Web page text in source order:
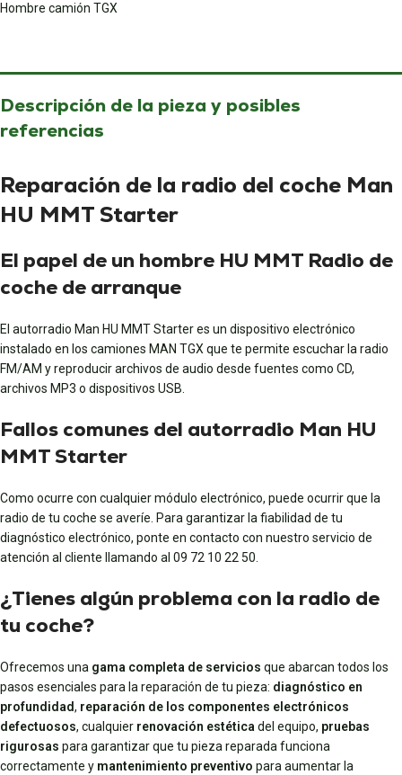
Hombre camión TGX
Descripción de la pieza y posibles
referencias
Reparación de la radio del coche Man
HU MMT Starter
El papel de un hombre HU MMT Radio de
coche de arranque
El autorradio Man HU MMT Starter es un dispositivo electrónico
instalado en los camiones MAN TGX que te permite escuchar la radio
FM/AM y reproducir archivos de audio desde fuentes como CD,
archivos MP3 o dispositivos USB.
Fallos comunes del autorradio Man HU
MMT Starter
Como ocurre con cualquier módulo electrónico, puede ocurrir que la
radio de tu coche se averíe. Para garantizar la fiabilidad de tu
diagnóstico electrónico, ponte en contacto con nuestro servicio de
atención al cliente llamando al 09 72 10 22 50.
¿Tienes algún problema con la radio de
tu coche?
Ofrecemos una gama completa de servicios que abarcan todos los
pasos esenciales para la reparación de tu pieza: diagnóstico en
profundidad, reparación de los componentes electrónicos
defectuosos, cualquier renovación estética del equipo, pruebas
rigurosas para garantizar que tu pieza reparada funciona
correctamente y mantenimiento preventivo para aumentar la